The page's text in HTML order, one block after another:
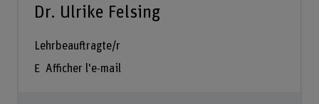
Dr. Ulrike Felsing
Lehrbeauftragte/r
Afficher l'e-mail